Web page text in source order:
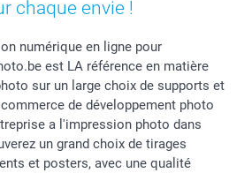
photo
chaque envie !
numérique en ligne pour
est LA référence en matière
sur un large choix de supports et
de développement photo
a l'impression photo dans
un grand choix de tirages
et posters, avec une qualité